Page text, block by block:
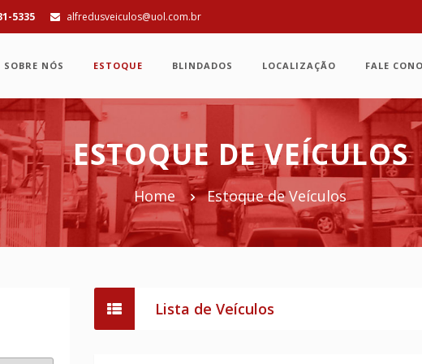
5335 alfredusveiculos@uol.com.br
SOBRE NÓS ESTOQUE BLINDADOS LOCALIZAÇÃO FALE
ESTOQUE DE VEÍCULOS
Home Estoque de Veículos
Lista de Veículos